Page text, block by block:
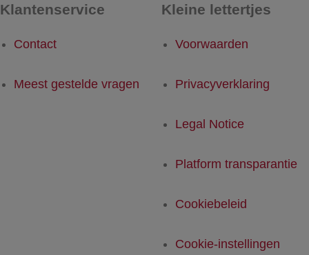
Klantenservice
Contact
Meest gestelde vragen
Kleine lettertjes
Voorwaarden
Privacyverklaring
Legal Notice
Platform transparantie
Cookiebeleid
Cookie-instellingen